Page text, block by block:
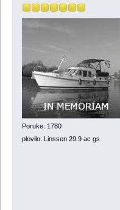
Poruke: 1780
plovilo: Linssen 29.9 ac gs